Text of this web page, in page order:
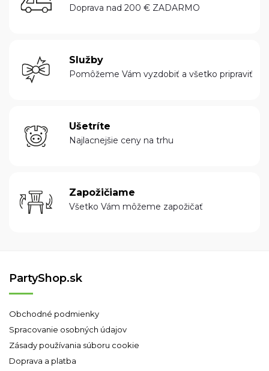
Doprava nad 200 € ZADARMO
Služby
Pomôžeme Vám vyzdobiť a všetko pripraviť
Ušetríte
Najlacnejšie ceny na trhu
Zapožičiame
Všetko Vám môžeme zapožičať
PartyShop.sk
Obchodné podmienky
Spracovanie osobných údajov
Zásady používania súboru cookie
Doprava a platba